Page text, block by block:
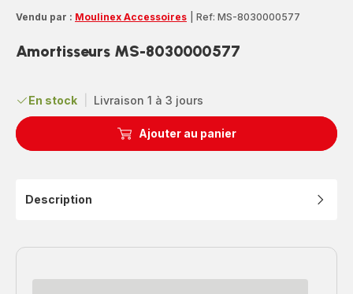
Vendu par : Moulinex Accessoires Ref: MS-8030000577
Amortisseurs MS-8030000577
En stock Livraison 1 à 3 jours
Ajouter au panier
Description